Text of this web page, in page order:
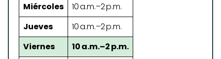
Miércoles
10 a.m.–2 p.m.
Jueves
10 a.m.–2 p.m.
Viernes
10 a.m.–2 p.m.